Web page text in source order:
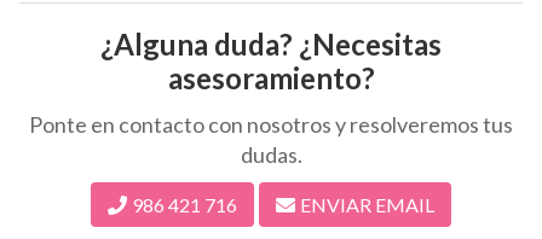
¿Alguna duda? ¿Necesitas
asesoramiento?
Ponte en contacto con nosotros y resolveremos tus
dudas.
986 421 716 ENVIAR EMAIL